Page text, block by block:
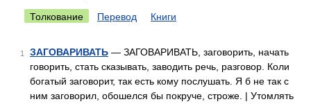
Толкование Перевод Книги
1 ЗАГОВАРИВАТЬ — ЗАГОВАРИВАТЬ, заговорить, начать
говорить, стать сказывать, заводить речь, разговор. Коли
богатый заговорит, так есть кому послушать. Я б не так с
ним заговорил, обошелся бы покруче, строже. | Утомлять